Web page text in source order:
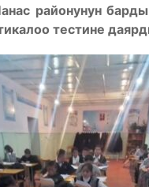
районунун
тестине